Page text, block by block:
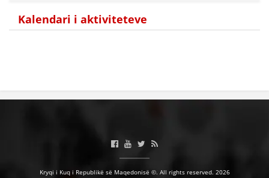
DORACAKË
STRATEGJI
Kalendari i aktiviteteve
Kryqi i Kuq i Republikë së Maqedonisë ©. All rights reserved. 2026